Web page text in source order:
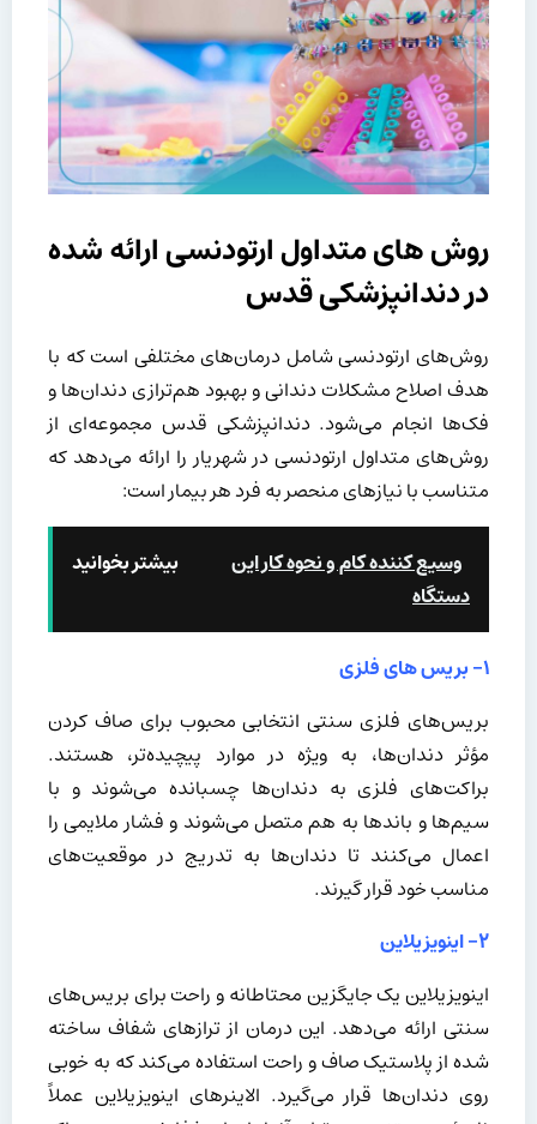
روش‌ های متداول ارتودنسی ارائه شده
در دندانپزشکی قدس
روش‌های ارتودنسی شامل درمان‌های مختلفی است که با
هدف اصلاح مشکلات دندانی و بهبود هم‌ترازی دندان‌ها و
فک‌ها انجام می‌شود. دندانپزشکی قدس مجموعه‌ای از
روش‌های متداول ارتودنسی در شهریار را ارائه می‌دهد که
متناسب با نیازهای منحصر به فرد هر بیمار است:
بیشتر بخوانید
وسیع کننده کام و نحوه کار این
دستگاه
۱- بریس‌ های فلزی
بریس‌های فلزی سنتی انتخابی محبوب برای صاف کردن
مؤثر دندان‌ها، به ویژه در موارد پیچیده‌تر، هستند.
براکت‌های فلزی به دندان‌ها چسبانده می‌شوند و با
سیم‌ها و باندها به هم متصل می‌شوند و فشار ملایمی را
اعمال می‌کنند تا دندان‌ها به تدریج در موقعیت‌های
مناسب خود قرار گیرند.
۲- اینویزیلاین
اینویزیلاین یک جایگزین محتاطانه و راحت برای بریس‌های
سنتی ارائه می‌دهد. این درمان از ترازهای شفاف ساخته
شده از پلاستیک صاف و راحت استفاده می‌کند که به خوبی
روی دندان‌ها قرار می‌گیرد. الاینرهای اینویزیلاین عملاً